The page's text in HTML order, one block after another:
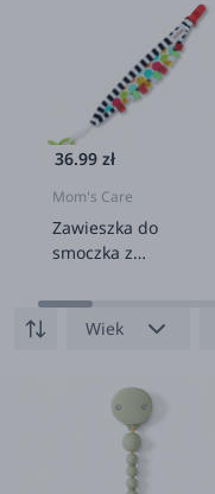
36.99 zł
Mom's Care
Zawieszka do
smoczka z
pobudzająca
zmysłyWiek